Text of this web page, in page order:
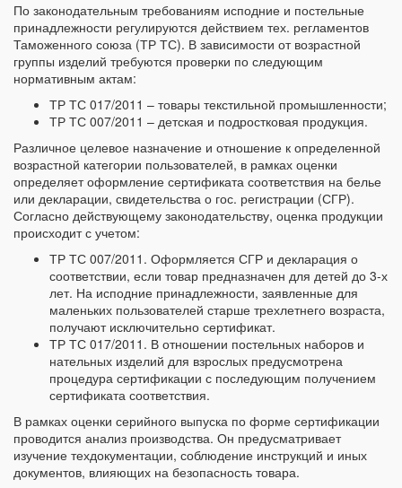
По законодательным требованиям исподние и постельные
принадлежности регулируются действием тех. регламентов
Таможенного союза (ТР ТС). В зависимости от возрастной
группы изделий требуются проверки по следующим
нормативным актам:
ТР ТС 017/2011 – товары текстильной промышленности;
ТР ТС 007/2011 – детская и подростковая продукция.
Различное целевое назначение и отношение к определенной
возрастной категории пользователей, в рамках оценки
определяет оформление сертификата соответствия на белье
или декларации, свидетельства о гос. регистрации (СГР).
Согласно действующему законодательству, оценка продукции
происходит с учетом:
ТР ТС 007/2011. Оформляется СГР и декларация о
соответствии, если товар предназначен для детей до 3-х
лет. На исподние принадлежности, заявленные для
маленьких пользователей старше трехлетнего возраста,
получают исключительно сертификат.
ТР ТС 017/2011. В отношении постельных наборов и
нательных изделий для взрослых предусмотрена
процедура сертификации с последующим получением
сертификата соответствия.
В рамках оценки серийного выпуска по форме сертификации
проводится анализ производства. Он предусматривает
изучение техдокументации, соблюдение инструкций и иных
документов, влияющих на безопасность товара.